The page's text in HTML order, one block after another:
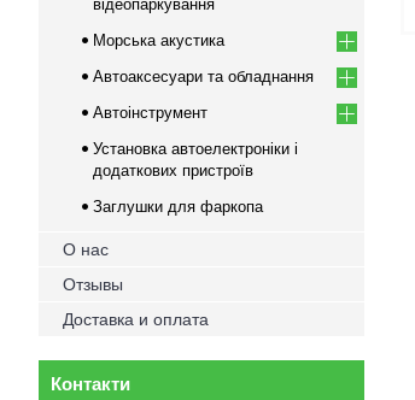
відеопаркування
Морська акустика
Автоаксесуари та обладнання
Автоінструмент
Установка автоелектроніки і
додаткових пристроїв
Заглушки для фаркопа
О нас
Отзывы
Доставка и оплата
Контакти